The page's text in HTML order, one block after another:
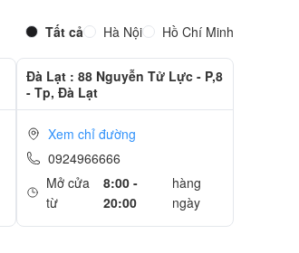
Tất cả Hà Nội Hồ Chí Minh
Đà Lạt : 88 Nguyễn Tử Lực - P,8
- Tp, Đà Lạt
Xem chỉ đường
0924966666
Mở cửa
từ
8:00 -
20:00
hàng
ngày